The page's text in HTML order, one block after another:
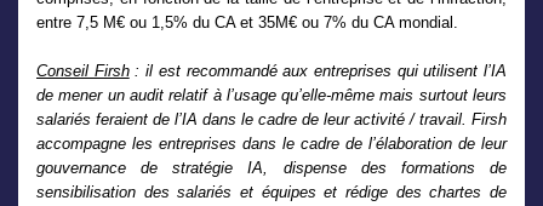
entre 7,5 M€ ou 1,5% du CA et 35M€ ou 7% du CA mondial.
Conseil Firsh: il est recommandé aux entreprises qui utilisent l’IA
de mener un audit relatif à l’usage qu’elle-même mais surtout leurs
salariés feraient de l’IA dans le cadre de leur activité / travail. Firsh
accompagne les entreprises dans le cadre de l’élaboration de leur
gouvernance de stratégie IA, dispense des formations de
sensibilisation des salariés et équipes et rédige des chartes de